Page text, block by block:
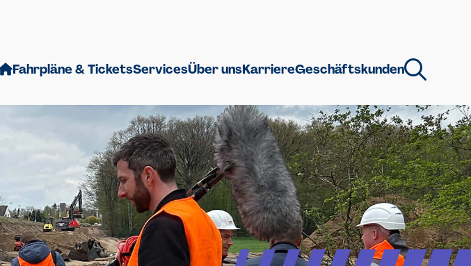
Fahrpläne & TicketsServicesÜber unsKarriereGeschäftskunden